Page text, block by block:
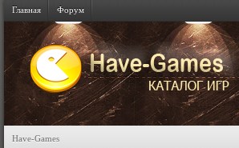
Главная Форум
Have-Games